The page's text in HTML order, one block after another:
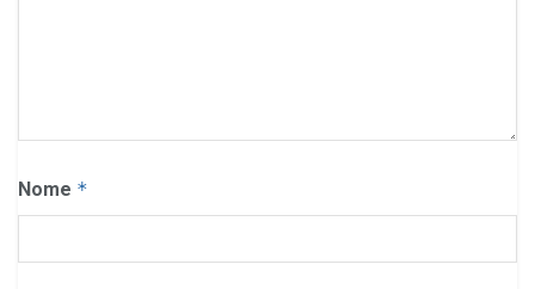
Nome *